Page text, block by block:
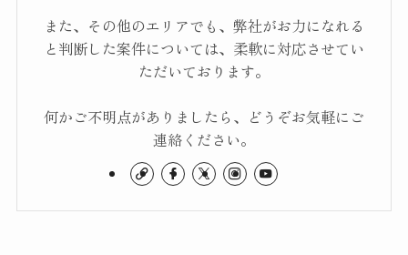
また、その他のエリアでも、弊社がお力になれる
と判断した案件については、柔軟に対応させてい
ただいております。
何かご不明点がありましたら、どうぞお気軽にご
連絡ください。